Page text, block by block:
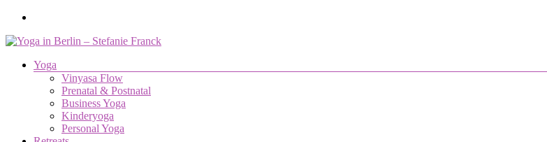
Zum
springen
Yoga
Stefanie
Menü
Yoga
Vinyasa Flow
Prenatal & Postnatal
Business Yoga
Kinderyoga
Personal Yoga